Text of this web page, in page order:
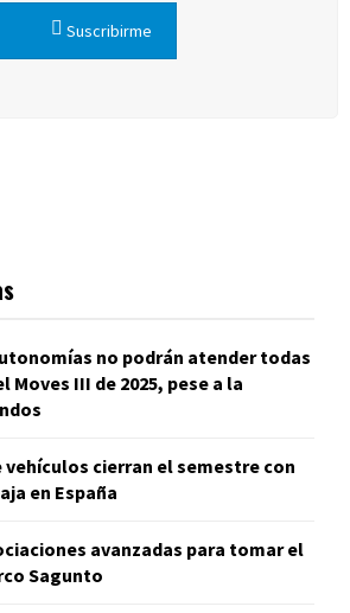
Suscribirme
no podrán atender todas
III de 2025, pese a la
vehículos cierran el semestre con
en España
avanzadas para tomar el
Sagunto